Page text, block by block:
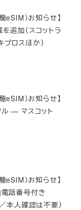
eSIM）お知らせ】
追加（スコットラ
プロスほか）
eSIM）お知らせ】
ル — マスコット
eSIM）お知らせ】
電話番号付き
本人確認は不要）